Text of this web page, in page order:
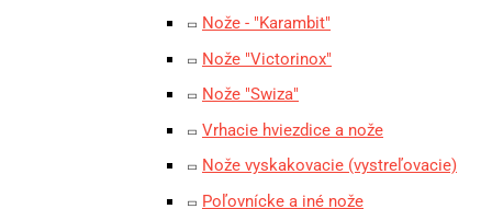
Nože - "Karambit"
Nože "Victorinox"
Nože "Swiza"
Vrhacie hviezdice a nože
Nože vyskakovacie (vystreľovacie)
Poľovnícke a iné nože